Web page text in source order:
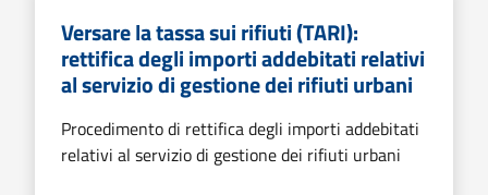
Versare la tassa sui rifiuti (TARI):
rettifica degli importi addebitati relativi
al servizio di gestione dei rifiuti urbani
Procedimento di rettifica degli importi addebitati
relativi al servizio di gestione dei rifiuti urbani